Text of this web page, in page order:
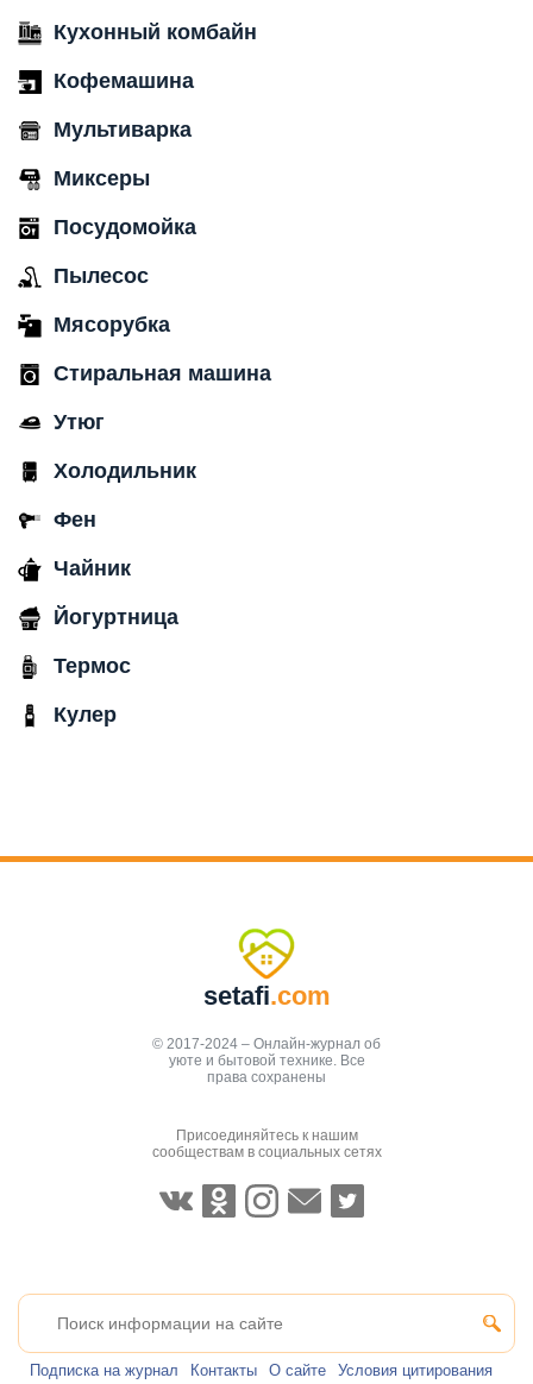
Кухонный комбайн
Кофемашина
Мультиварка
Миксеры
Посудомойка
Пылесос
Мясорубка
Стиральная машина
Утюг
Холодильник
Фен
Чайник
Йогуртница
Термос
Кулер
setafi.com
© 2017-2024 – Онлайн-журнал об
уюте и бытовой технике. Все
права сохранены
Присоединяйтесь к нашим
сообществам в социальных сетях
Подписка на журнал Контакты О сайте Условия цитирования